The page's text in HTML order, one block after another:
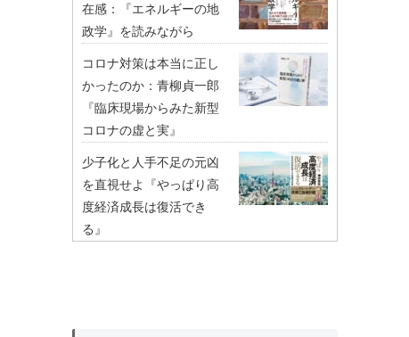
在感：『エネルギーの地
政学』を読みながら
コロナ対策は本当に正し
かったのか：青柳貞一郎
『臨床現場からみた新型
コロナの虚と実』
少子化と人手不足の元凶
を直視せよ『やっぱり高
度経済成長は復活でき
る』